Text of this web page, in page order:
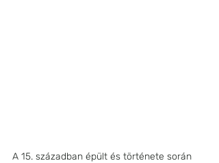
A 15. században épült és története során